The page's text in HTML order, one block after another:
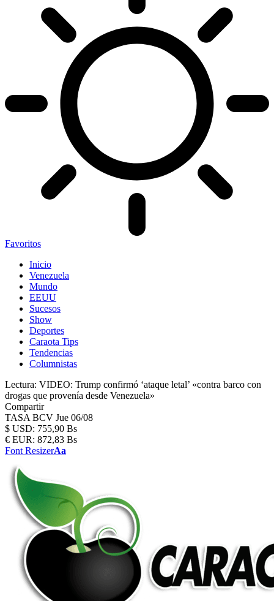
Favoritos
Inicio
Venezuela
Mundo
EEUU
Sucesos
Show
Deportes
Caraota Tips
Tendencias
Columnistas
Lectura: VIDEO: Trump confirmó ‘ataque letal’ «contra barco con
drogas que provenía desde Venezuela»
Compartir
TASA BCV Jue 06/08
$ USD: 755,90 Bs
€ EUR: 872,83 Bs
Font ResizerAa